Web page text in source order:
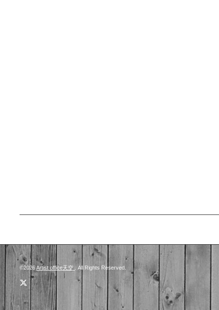
©2026Artist office天空 . All Rights Reserved.